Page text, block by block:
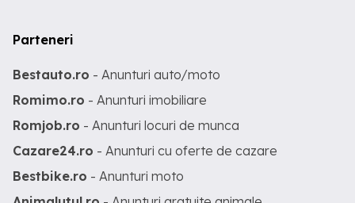
Parteneri
Bestauto.ro - Anunturi auto/moto
Romimo.ro - Anunturi imobiliare
Romjob.ro - Anunturi locuri de munca
Cazare24.ro - Anunturi cu oferte de cazare
Bestbike.ro - Anunturi moto